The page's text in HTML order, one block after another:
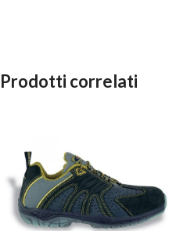
Prodotti correlati